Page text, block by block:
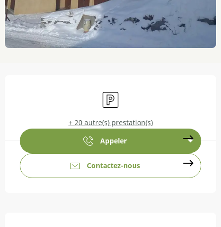
Parking
+ 20 autre(s) prestation(s)
Appeler
Contactez-nous